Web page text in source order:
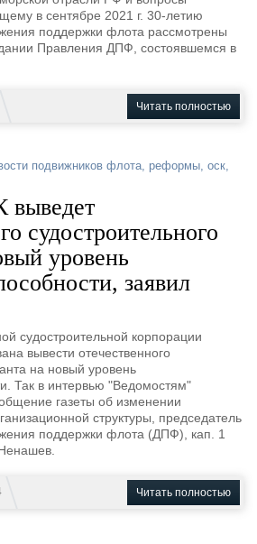
в сентябре 2021 г. 30-летию
поддержки флота рассмотрены
Правления ДПФ, состоявшемся в
Читать полностью
подвижников флота, реформы, оск,
судостроительного
уровень
заявил
судостроительной корпорации
вывести отечественного
на новый уровень
Так в интервью "Ведомостям"
газеты об изменении
структуры, председатель
поддержки флота (ДПФ), кап. 1
Читать полностью